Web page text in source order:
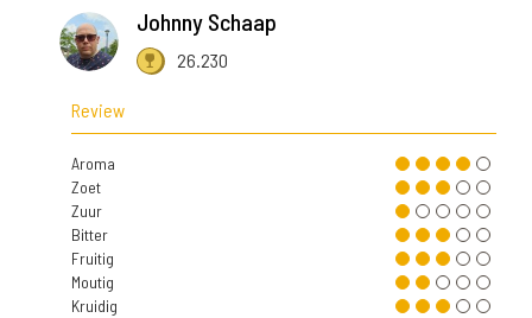
Johnny Schaap
26.230
Review
Aroma
Zoet
Zuur
Bitter
Fruitig
Moutig
Kruidig